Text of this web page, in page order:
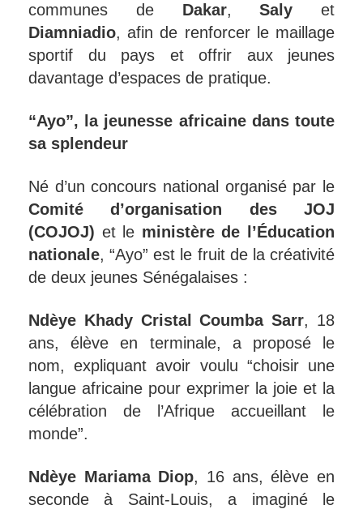
communes de Dakar,Saly et
Diamniadio, afin de renforcer le maillage
sportif du pays et offrir aux jeunes
davantage d’espaces de pratique.
“Ayo”, la jeunesse africaine dans toute
sa splendeur
Né d’un concours national organisé par le
Comité d’organisation des JOJ
(COJOJ) et le ministère de l’Éducation
nationale, “Ayo” est le fruit de la créativité
de deux jeunes Sénégalaises :
Ndèye Khady Cristal Coumba Sarr, 18
ans, élève en terminale, a proposé le
nom, expliquant avoir voulu “choisir une
langue africaine pour exprimer la joie et la
célébration de l’Afrique accueillant le
monde”.
Ndèye Mariama Diop, 16 ans, élève en
seconde à Saint-Louis, a imaginé le